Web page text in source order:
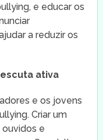
e educar os
a reduzir os
ativa
e os jovens
Criar um
e